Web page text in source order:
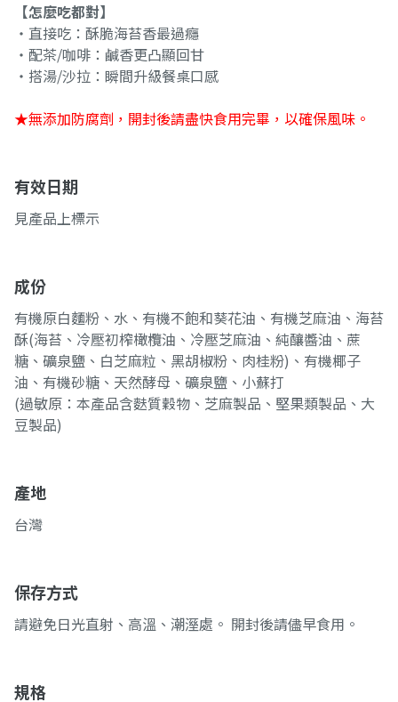
【怎麼吃都對】
・直接吃：酥脆海苔香最過癮
・配茶/咖啡：鹹香更凸顯回甘
・搭湯/沙拉：瞬間升級餐桌口感
★無添加防腐劑，開封後請盡快食用完畢，以確保風味。
有效日期
見產品上標示
成份
有機原白麵粉、水、有機不飽和葵花油、有機芝麻油、海苔
酥(海苔、冷壓初榨橄欖油、冷壓芝麻油、純釀醬油、蔗
糖、礦泉鹽、白芝麻粒、黑胡椒粉、肉桂粉)、有機椰子
油、有機砂糖、天然酵母、礦泉鹽、小蘇打
(過敏原：本產品含麩質穀物、芝麻製品、堅果類製品、大
豆製品)
產地
台灣
保存方式
請避免日光直射、高溫、潮溼處。 開封後請儘早食用。
規格